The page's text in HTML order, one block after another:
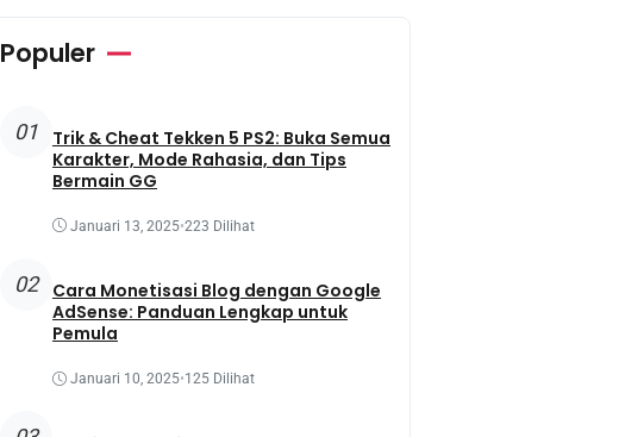
Populer
01
Trik & Cheat Tekken 5 PS2: Buka Semua
Karakter, Mode Rahasia, dan Tips
Bermain GG
Januari 13, 2025•223 Dilihat
02
Cara Monetisasi Blog dengan Google
AdSense: Panduan Lengkap untuk
Pemula
Januari 10, 2025•125 Dilihat